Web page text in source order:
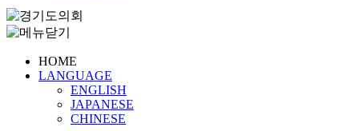
HOME
LANGUAGE
ENGLISH
JAPANESE
CHINESE